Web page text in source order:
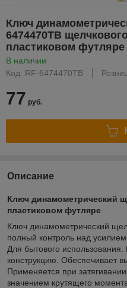
Ключ
6474470TB
пластиковом футляре
В наличии
Код: RF-6474470TB
77 руб.
Описание
Ключ динамометрический
пластиковом футляре
Ключ динамометрический
полный контроль над
Для бытового
конструкцию. Обеспечивает
Применяется при
значением крутящего